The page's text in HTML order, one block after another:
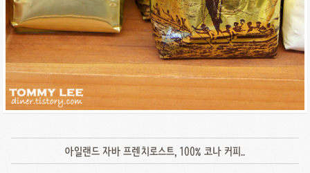
아일랜드 자바 프렌치로스트, 100% 코나 커피..